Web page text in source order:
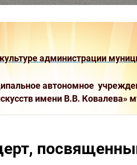
администрации
автономное
имени В.В. Ковалева»